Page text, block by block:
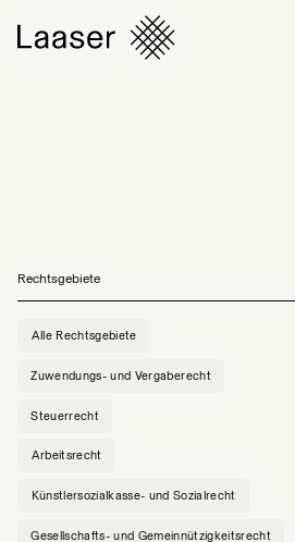
Rechtsgebiete
Alle Rechtsgebiete
Zuwendungs- und Vergaberecht
Steuerrecht
Arbeitsrecht
Künstlersozialkasse- und Sozialrecht
Gesellschafts- und Gemeinnützigkeitsrecht